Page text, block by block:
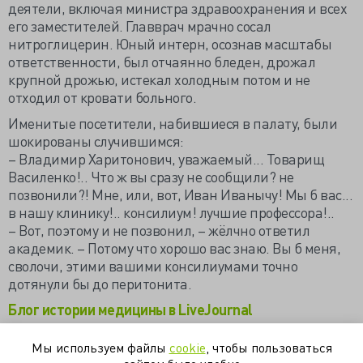
деятели, включая министра здравоохранения и всех
его заместителей. Главврач мрачно сосал
нитроглицерин. Юный интерн, осознав масштабы
ответственности, был отчаянно бледен, дрожал
крупной дрожью, истекал холодным потом и не
отходил от кровати больного.
Именитые посетители, набившиеся в палату, были
шокированы случившимся:
– Владимир Харитонович, уважаемый... Товарищ
Василенко!.. Что ж вы сразу не сообщили? не
позвонили?! Мне, или, вот, Иван Иванычу! Мы б вас...
в нашу клинику!.. консилиум! лучшие профессора!..
– Вот, поэтому и не позвонил, – жёлчно ответил
академик. – Потому что хорошо вас знаю. Вы б меня,
сволочи, этими вашими консилиумами точно
дотянули бы до перитонита.
Блог истории медицины в LiveJournal
академик академия аппендицит байка боль интерн
Мы используем файлы cookie , чтобы пользоваться